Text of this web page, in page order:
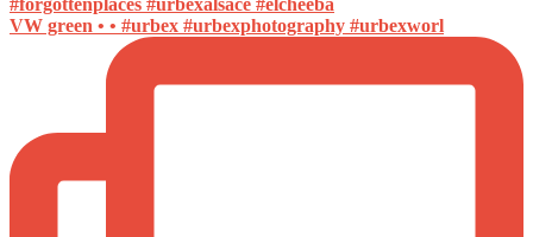
VW green • • #urbex #urbexphotography #urbexworl